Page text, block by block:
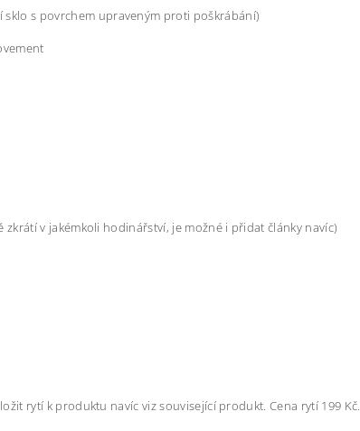
sklo s povrchem upraveným proti poškrábání)
v jakémkoli hodinářství, je možné i přidat články navíc)
rytí k produktu navíc viz související produkt. Cena rytí 199 Kč.